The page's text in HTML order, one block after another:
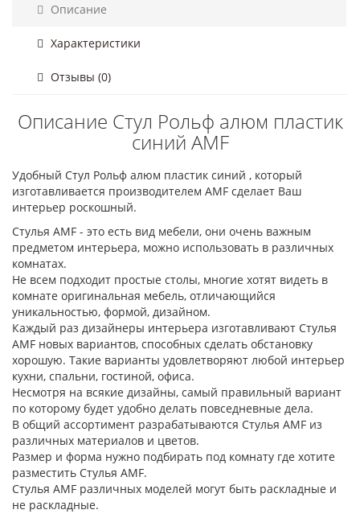
Описание
Характеристики
Отзывы (0)
Описание Стул Рольф алюм пластик
синий AMF
Удобный Стул Рольф алюм пластик синий , который
изготавливается производителем AMF сделает Ваш
интерьер роскошный.
Стулья AMF - это есть вид мебели, они очень важным
предметом интерьера, можно использовать в различных
комнатах.
Не всем подходит простые столы, многие хотят видеть в
комнате оригинальная мебель, отличающийся
уникальностью, формой, дизайном.
Каждый раз дизайнеры интерьера изготавливают Стулья
AMF новых вариантов, способных сделать обстановку
хорошую. Такие варианты удовлетворяют любой интерьер
кухни, спальни, гостиной, офиса.
Несмотря на всякие дизайны, самый правильный вариант
по которому будет удобно делать повседневные дела.
В общий ассортимент разрабатываются Стулья AMF из
различных материалов и цветов.
Размер и форма нужно подбирать под комнату где хотите
разместить Стулья AMF.
Стулья AMF различных моделей могут быть раскладные и
не раскладные.